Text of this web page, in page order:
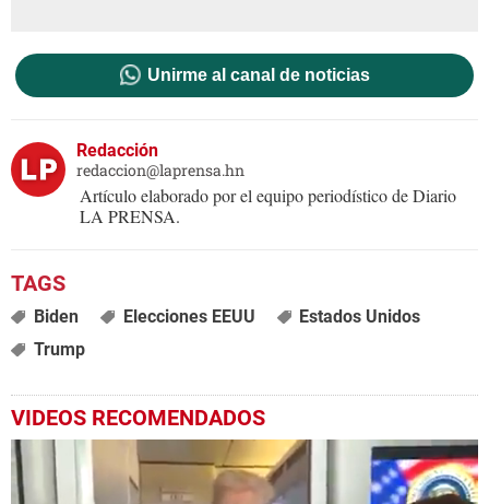
Unirme al canal de noticias
Redacción
redaccion@laprensa.hn
Artículo elaborado por el equipo periodístico de Diario
LA PRENSA.
Biden Elecciones EEUU
Estados Unidos
Trump
VIDEOS RECOMENDADOS